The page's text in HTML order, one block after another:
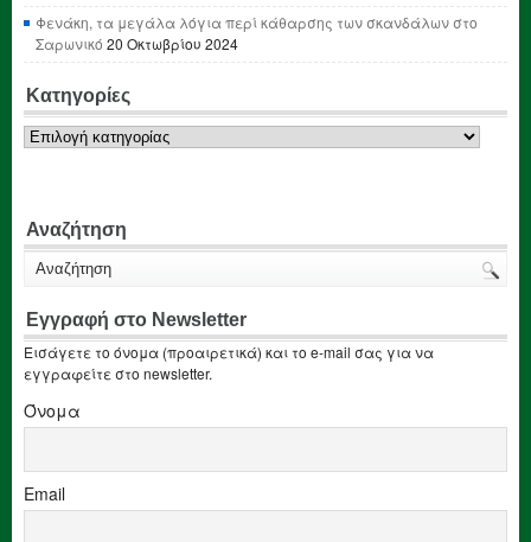
Φενάκη, τα μεγάλα λόγια περί κάθαρσης των σκανδάλων στο
Σαρωνικό 20 Οκτωβρίου 2024
Κατηγορίες
Κατηγορίες
Αναζήτηση
Εγγραφή στο Newsletter
Εισάγετε το όνομα (προαιρετικά) και το e-mail σας για να
εγγραφείτε στο newsletter.
Όνομα
Email